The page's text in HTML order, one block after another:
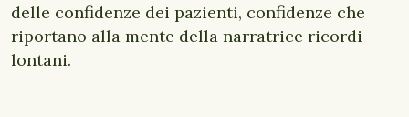
delle confidenze dei pazienti, confidenze che
riportano alla mente della narratrice ricordi
lontani.